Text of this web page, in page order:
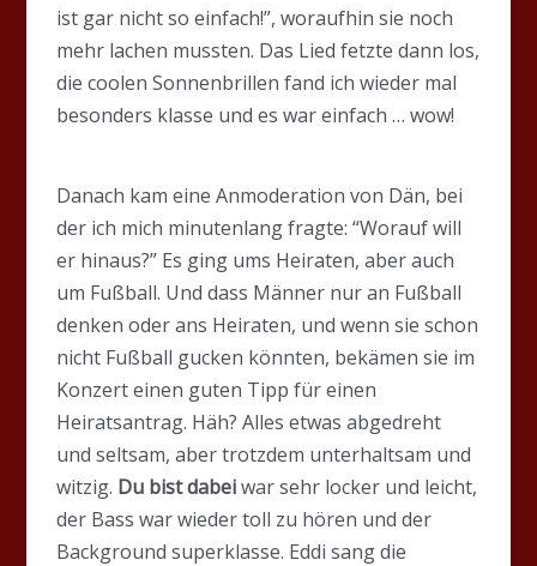
ist gar nicht so einfach!”, woraufhin sie noch
mehr lachen mussten. Das Lied fetzte dann los,
die coolen Sonnenbrillen fand ich wieder mal
besonders klasse und es war einfach … wow!
Danach kam eine Anmoderation von Dän, bei
der ich mich minutenlang fragte: “Worauf will
er hinaus?” Es ging ums Heiraten, aber auch
um Fußball. Und dass Männer nur an Fußball
denken oder ans Heiraten, und wenn sie schon
nicht Fußball gucken könnten, bekämen sie im
Konzert einen guten Tipp für einen
Heiratsantrag. Häh? Alles etwas abgedreht
und seltsam, aber trotzdem unterhaltsam und
witzig. Du bist dabeiwar sehr locker und leicht,
der Bass war wieder toll zu hören und der
Background superklasse. Eddi sang die